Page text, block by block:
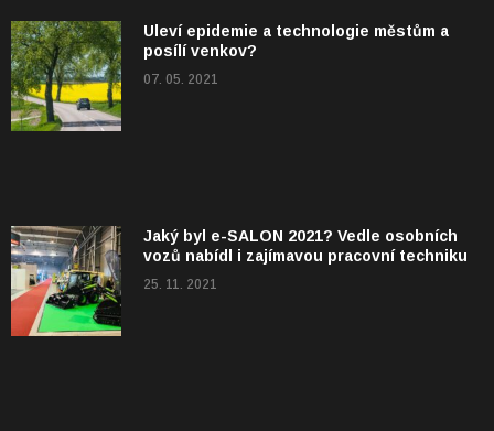
Uleví epidemie a technologie městům a
posílí venkov?
07. 05. 2021
Jaký byl e-SALON 2021? Vedle osobních
vozů nabídl i zajímavou pracovní techniku
25. 11. 2021